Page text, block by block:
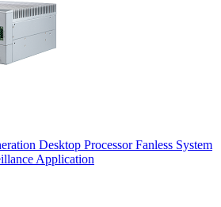
Desktop Processor Fanless System
Application